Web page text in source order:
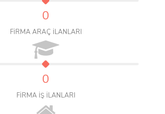
0
FİRMA ARAÇ İLANLARI
0
FİRMA İŞ İLANLARI